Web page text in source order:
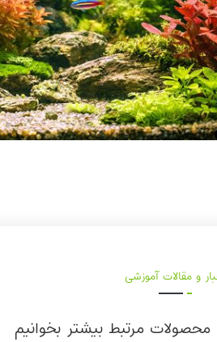
و مقالات آموزشی
محصولات مرتبط بیشتر بخوانیم